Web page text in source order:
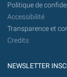
Politique de
Accessibilité
Transparence et
Credits
NEWSLETTER